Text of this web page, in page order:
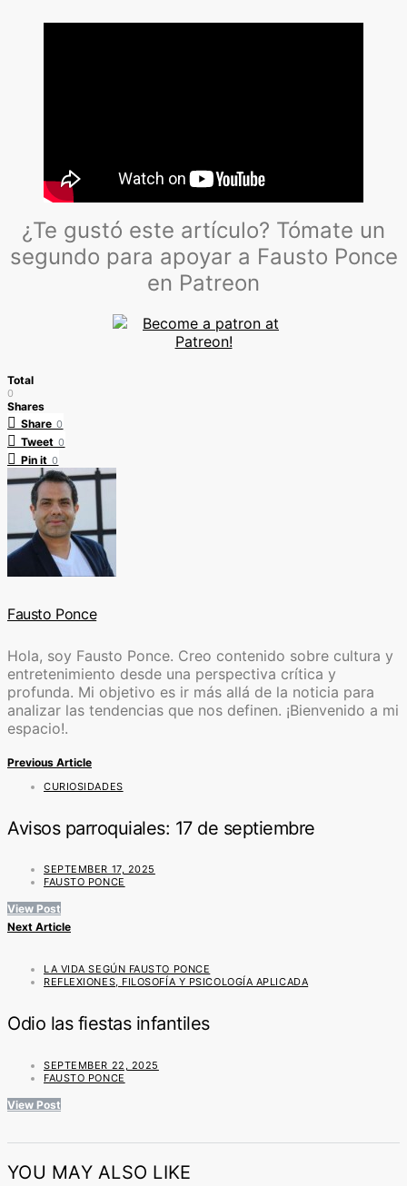
¿Te gustó este artículo? Tómate un
segundo para apoyar a Fausto Ponce
en Patreon
Total
0
Shares
Share 0
Tweet 0
Pin it 0
Fausto Ponce
Hola, soy Fausto Ponce. Creo contenido sobre cultura y
entretenimiento desde una perspectiva crítica y
profunda. Mi objetivo es ir más allá de la noticia para
analizar las tendencias que nos definen. ¡Bienvenido a mi
espacio!.
Previous Article
CURIOSIDADES
Avisos parroquiales: 17 de septiembre
SEPTEMBER 17, 2025
FAUSTO PONCE
View Post
Next Article
LA VIDA SEGÚN FAUSTO PONCE
REFLEXIONES, FILOSOFÍA Y PSICOLOGÍA APLICADA
Odio las fiestas infantiles
SEPTEMBER 22, 2025
FAUSTO PONCE
View Post
YOU MAY ALSO LIKE